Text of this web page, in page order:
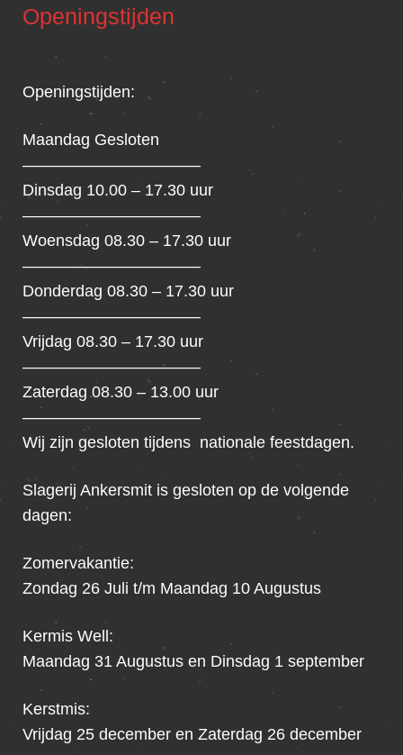
Openingstijden
Openingstijden:
Maandag Gesloten
———————————
Dinsdag 10.00 – 17.30 uur
———————————
Woensdag 08.30 – 17.30 uur
———————————
Donderdag 08.30 – 17.30 uur
———————————
Vrijdag 08.30 – 17.30 uur
———————————
Zaterdag 08.30 – 13.00 uur
———————————
Wij zijn gesloten tijdens nationale feestdagen.
Slagerij Ankersmit is gesloten op de volgende
dagen:
Zomervakantie:
Zondag 26 Juli t/m Maandag 10 Augustus
Kermis Well:
Maandag 31 Augustus en Dinsdag 1 september
Kerstmis:
Vrijdag 25 december en Zaterdag 26 december